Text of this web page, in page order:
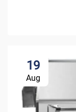
19
Aug